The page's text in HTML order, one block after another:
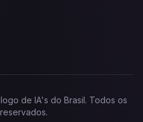
de IA's do Brasil. Todos os